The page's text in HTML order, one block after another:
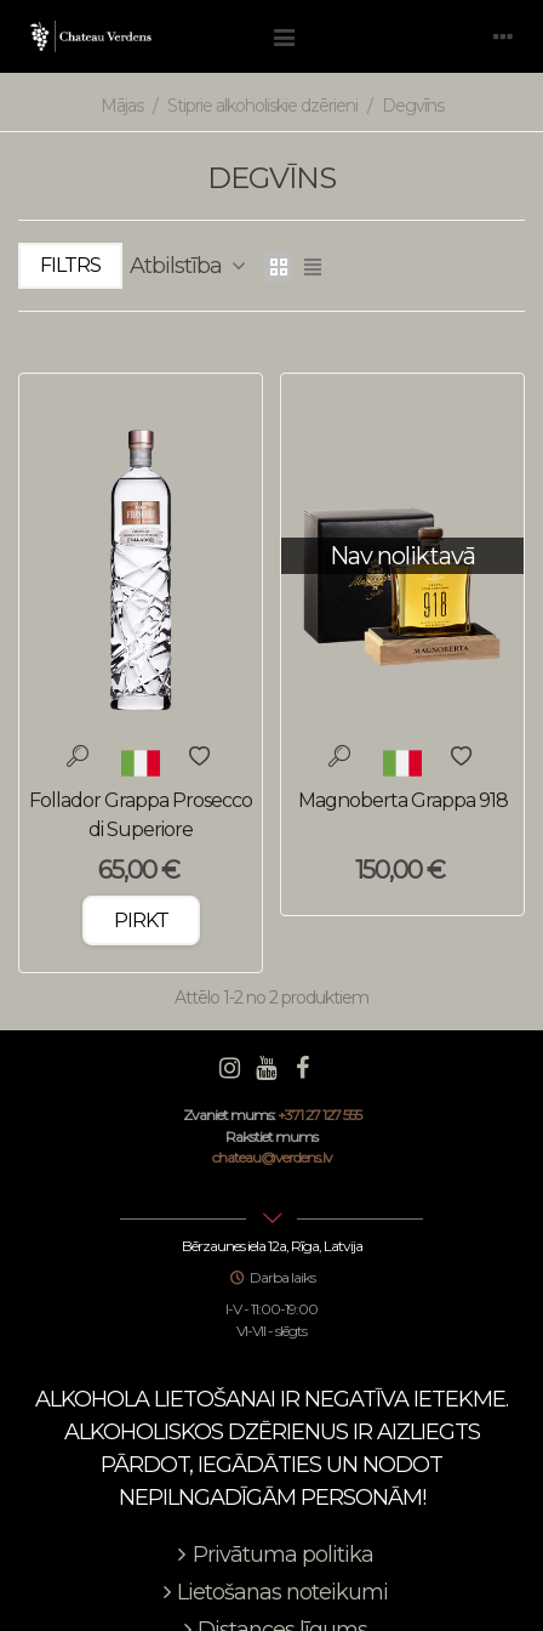
Mājas / Stiprie alkoholiskie dzērieni / Degvīns
DEGVĪNS
FILTRS Atbilstība
Follador Grappa Prosecco
di Superiore
65,00 €
PIRKT
Nav noliktavā
Magnoberta Grappa 918
150,00 €
Attēlo1-2 no 2 produktiem
Zvaniet mums:+371 27 127 555
Rakstiet mums
chateau@verdens.lv
Bērzaunes iela 12a, Rīga, Latvija
Darba laiks
I-V - 11:00-19:00
VI-VII - slēgts
ALKOHOLA LIETOŠANAI IR NEGATĪVA IETEKME.
ALKOHOLISKOS DZĒRIENUS IR AIZLIEGTS
PĀRDOT, IEGĀDĀTIES UN NODOT
NEPILNGADĪGĀM PERSONĀM!
Privātuma politika
Lietošanas noteikumi